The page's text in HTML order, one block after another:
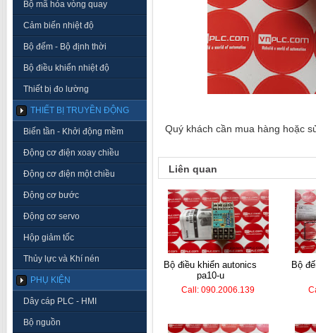
Bộ mã hóa vòng quay
Cảm biến nhiệt độ
Bộ đếm - Bộ định thời
Bộ điều khiển nhiệt độ
Thiết bị đo lường
THIẾT BỊ TRUYỀN ĐỘNG
Biến tần - Khởi động mềm
Động cơ điện xoay chiều
Động cơ điện một chiều
Động cơ bước
Động cơ servo
Hộp giảm tốc
Thủy lực và Khí nén
PHỤ KIỆN
Dây cáp PLC - HMI
Bộ nguồn
Quý khách cần mua hàng hoặc
Liên quan
bộ điều khiển autonics
pa10-u
Call: 090.2006.139
bộ đếm hanyoung lc7-